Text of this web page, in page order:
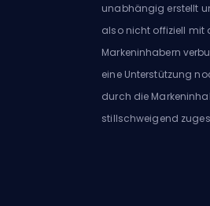
unabhängig erstellt
also nicht offiziell mit
Markeninhabern
eine Unterstützung
durch die
stillschweigend